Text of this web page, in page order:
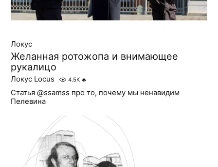
Локус
Желанная ротожопа и внимающее
рукалицо
Локус Locus 4.5K 🔥
Статья @ssamss про то, почему мы ненавидим
Пелевина